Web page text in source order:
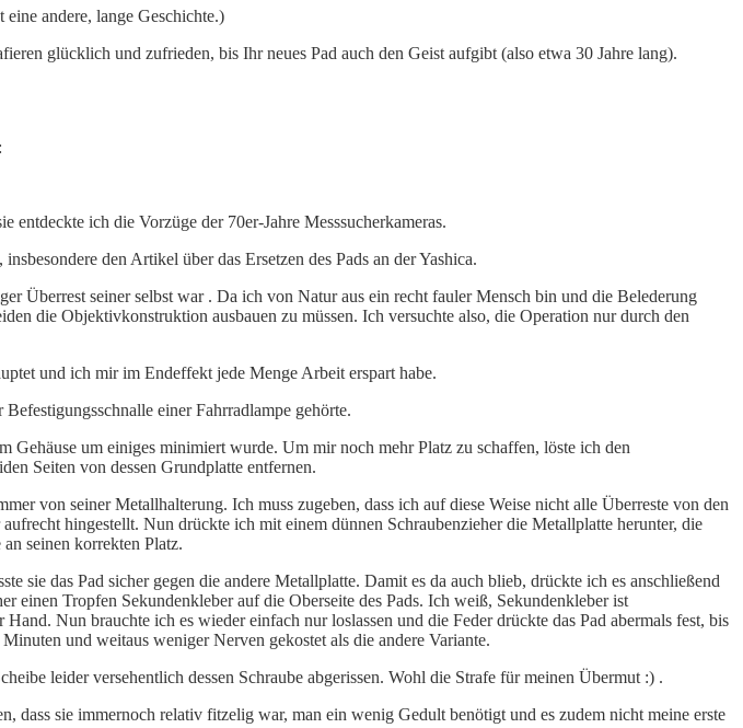
andere, lange Geschichte.)
glücklich und zufrieden, bis Ihr neues Pad auch den Geist aufgibt (also etwa 30 Jahre lang).
entdeckte ich die Vorzüge der 70er-Jahre Messsucherkameras.
den Artikel über das Ersetzen des Pads an der Yashica.
Überrest seiner selbst war . Da ich von Natur aus ein recht fauler Mensch bin und die Belederung
die Objektivkonstruktion ausbauen zu müssen. Ich versuchte also, die Operation nur durch den
und ich mir im Endeffekt jede Menge Arbeit erspart habe.
einer Fahrradlampe gehörte.
Gehäuse um einiges minimiert wurde. Um mir noch mehr Platz zu schaffen, löste ich den
Seiten von dessen Grundplatte entfernen.
von seiner Metallhalterung. Ich muss zugeben, dass ich auf diese Weise nicht alle Überreste von den
hingestellt. Nun drückte ich mit einem dünnen Schraubenzieher die Metallplatte herunter, die
seinen korrekten Platz.
sie das Pad sicher gegen die andere Metallplatte. Damit es da auch blieb, drückte ich es anschließend
einen Tropfen Sekundenkleber auf die Oberseite des Pads. Ich weiß, Sekundenkleber ist
Nun brauchte ich es wieder einfach nur loslassen und die Feder drückte das Pad abermals fest, bis
und weitaus weniger Nerven gekostet als die andere Variante.
leider versehentlich dessen Schraube abgerissen. Wohl die Strafe für meinen Übermut :) .
sie immernoch relativ fitzelig war, man ein wenig Gedult benötigt und es zudem nicht meine erste